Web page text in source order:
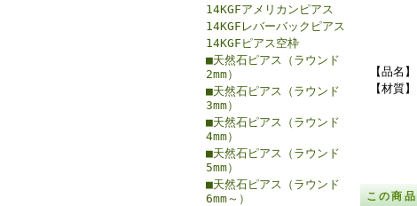
14KGFアメリカンピアス
14KGFレバーバックピアス
14KGFピアス空枠
■天然石ピアス（ラウンド
2mm）
■天然石ピアス（ラウンド
3mm）
■天然石ピアス（ラウンド
4mm）
■天然石ピアス（ラウンド
5mm）
■天然石ピアス（ラウンド
6mm～）
【品名
【材質
この商